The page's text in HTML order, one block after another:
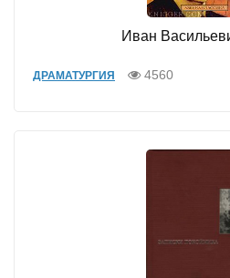
Иван
ДРАМАТУРГИЯ 4560